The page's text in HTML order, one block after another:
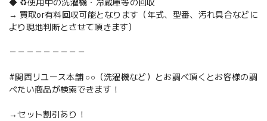
◆ ♻️使用中の洗濯機・冷蔵庫等の回収
→ 買取or有料回収可能となります（年式、型番、汚れ具合などに
より現地判断とさせて頂きます）
－－－－－－－－－
#関西リユース本舗 ○○（洗濯機など）とお調べ頂くとお客様の調
べたい商品が検索できます！
→セット割引あり！